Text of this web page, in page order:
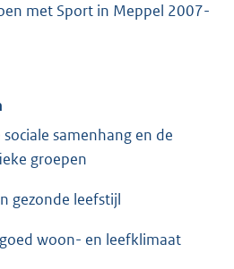
met Sport in Meppel 2007-
samenhang en de
groepen
gezonde leefstijl
woon- en leefklimaat